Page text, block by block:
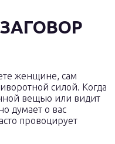
женщине, сам
силой. Когда
вещью или видит
думает о вас
провоцирует